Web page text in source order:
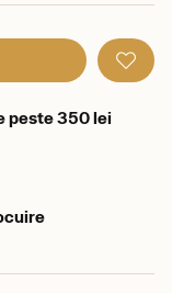
peste 350 lei